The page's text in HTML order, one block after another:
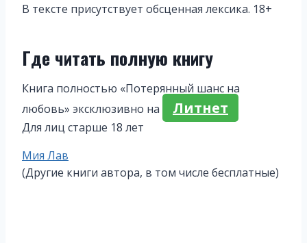
В тексте присутствует обсценная лексика. 18+
Где читать полную книгу
Книга полностью «Потерянный шанс на
любовь» эксклюзивно на
Литнет
Для лиц старше 18 лет
Метки
записи:
Мия Лав
(Другие книги автора, в том числе бесплатные)